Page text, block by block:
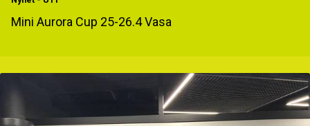
Mini Aurora Cup 25-26.4 Vasa